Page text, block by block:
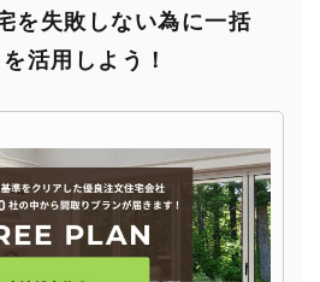
を失敗しない為に一括
活用しよう！